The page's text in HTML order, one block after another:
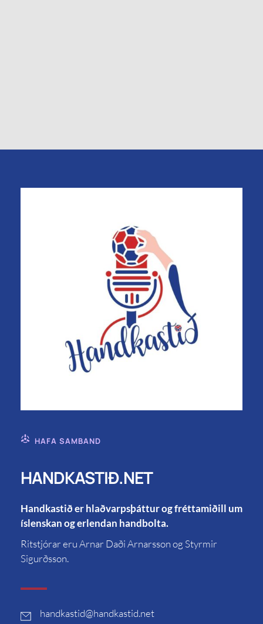
HAFA SAMBAND
HANDKASTIÐ.NET
Handkastið er hlaðvarpsþáttur og fréttamiðill um
íslenskan og erlendan handbolta.
Ritstjórar eru Arnar Daði Arnarsson og Styrmir
Sigurðsson.
handkastid@handkastid.net